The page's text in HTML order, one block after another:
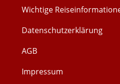
Wichtige
Datenschutzerklärung
AGB
Impressum